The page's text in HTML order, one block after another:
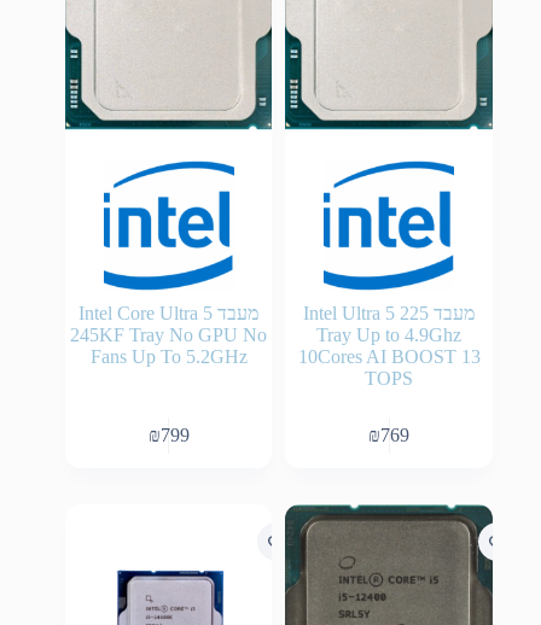
מעבד Intel Ultra 5 225
Tray Up to 4.9Ghz
10Cores AI BOOST 13
TOPS
₪769
מעבד Intel Core Ultra 5
245KF Tray No GPU No
Fans Up To 5.2GHz
₪799